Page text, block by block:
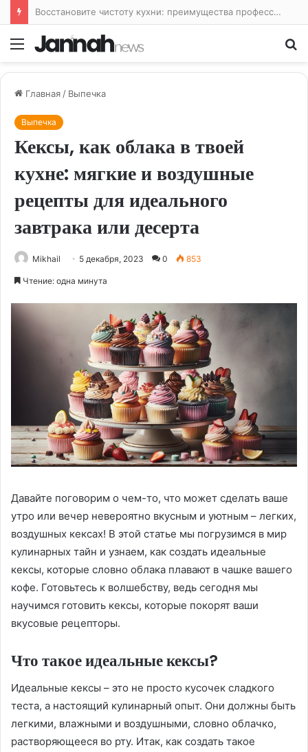
Восстановите чистоту кухни: преимущества профессиональной уборки
Меню
Главная / Выпечка
Выпечка
Кексы, как облака в твоей
кухне: мягкие и воздушные
рецепты для идеального
завтрака или десерта
Mikhail 5 декабря, 2023 0 853
Чтение: одна минута
Давайте поговорим о чем-то, что может сделать ваше
утро или вечер невероятно вкусным и уютным – легких,
воздушных кексах! В этой статье мы погрузимся в мир
кулинарных тайн и узнаем, как создать идеальные
кексы, которые словно облака плавают в чашке вашего
кофе. Готовьтесь к волшебству, ведь сегодня мы
научимся готовить кексы, которые покорят ваши
вкусовые рецепторы.
Что такое идеальные кексы?
Идеальные кексы – это не просто кусочек сладкого
теста, а настоящий кулинарный опыт. Они должны быть
легкими, влажными и воздушными, словно облачко,
растворяющееся во рту. Итак, как создать такое